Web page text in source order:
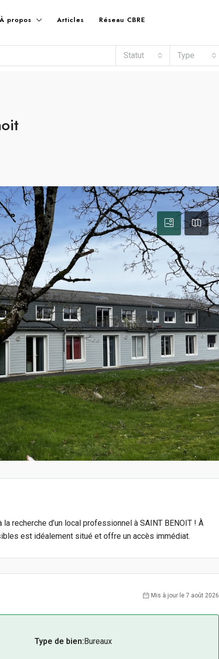
À propos Articles Réseau CBRE
Statut Type
recherche d’un local professionnel à SAINT BENOIT ! À
est idéalement situé et offre un accès immédiat.
Mis à jour le 7 août 2026
Type de bien:Bureaux